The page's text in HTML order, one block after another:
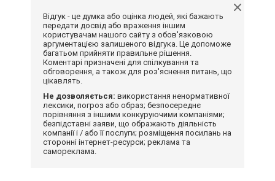
Відгук - це думка або оцінка людей, які бажають
передати досвід або враження іншим
користувачам нашого сайту з обов'язковою
аргументацією залишеного відгука. Це допоможе
багатьом прийняти правильне рішення.
Коментарі призначені для спілкування та
обговорення, а також для роз'яснення питань, що
цікавлять.
Не дозволяється: використання ненормативної
лексики, погроз або образ; безпосереднє
порівняння з іншими конкуруючими компаніями;
безпідставні заяви, що ображають діяльність
компанії і / або її послуги; розміщення посилань на
сторонні інтернет-ресурси; реклама та
самореклама.